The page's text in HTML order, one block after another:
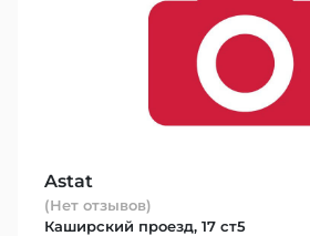
Astat
(Нет отзывов)
Каширский проезд, 17 ст5